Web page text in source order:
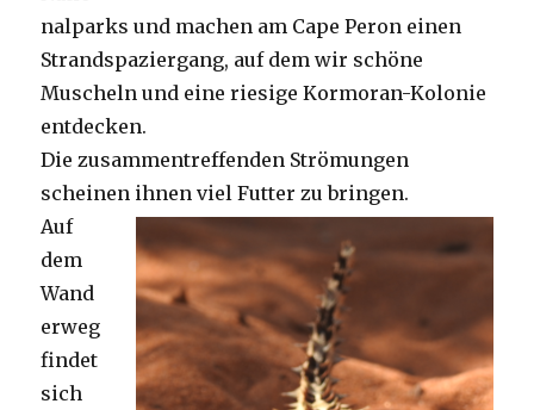
nalparks und machen am Cape Peron einen
Strandspaziergang, auf dem wir schöne
Muscheln und eine riesige Kormoran-Kolonie
entdecken.
Die zusammentreffenden Strömungen
scheinen ihnen viel Futter zu bringen.
Auf
dem
Wand
erweg
findet
sich